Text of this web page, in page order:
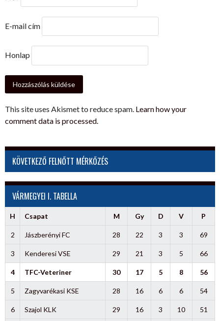
E-mail cím
Honlap
This site uses Akismet to reduce spam. Learn how your
comment data is processed.
KÖVETKEZŐ FELNŐTT MÉRKŐZÉS
VÁRMEGYEI I. TABELLA
H Csapat M Gy D V P
2 Jászberényi FC 28 22 3 3 69
3 Kenderesi VSE 29 21 3 5 66
4 TFC-Veteriner 30 17 5 8 56
5 Zagyvarékasi KSE 28 16 6 6 54
6 Szajol KLK 29 16 3 10 51